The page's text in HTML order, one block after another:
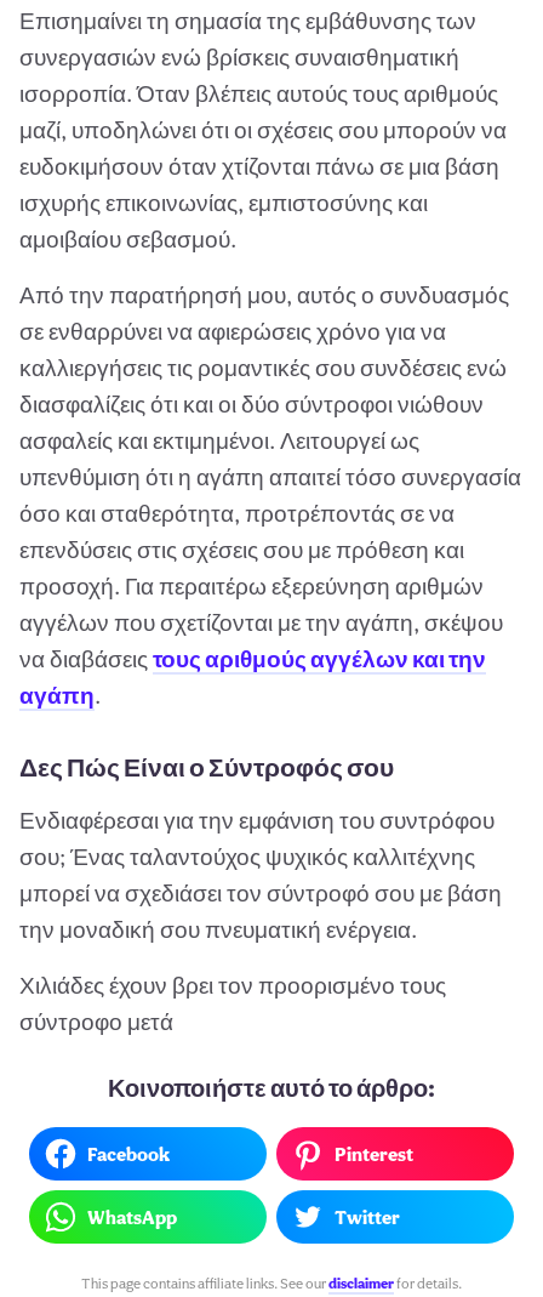
Επισημαίνει τη σημασία της εμβάθυνσης των
συνεργασιών ενώ βρίσκεις συναισθηματική
ισορροπία. Όταν βλέπεις αυτούς τους αριθμούς
μαζί, υποδηλώνει ότι οι σχέσεις σου μπορούν να
ευδοκιμήσουν όταν χτίζονται πάνω σε μια βάση
ισχυρής επικοινωνίας, εμπιστοσύνης και
αμοιβαίου σεβασμού.
Από την παρατήρησή μου, αυτός ο συνδυασμός
σε ενθαρρύνει να αφιερώσεις χρόνο για να
καλλιεργήσεις τις ρομαντικές σου συνδέσεις ενώ
διασφαλίζεις ότι και οι δύο σύντροφοι νιώθουν
ασφαλείς και εκτιμημένοι. Λειτουργεί ως
υπενθύμιση ότι η αγάπη απαιτεί τόσο συνεργασία
όσο και σταθερότητα, προτρέποντάς σε να
επενδύσεις στις σχέσεις σου με πρόθεση και
προσοχή. Για περαιτέρω εξερεύνηση αριθμών
αγγέλων που σχετίζονται με την αγάπη, σκέψου
να διαβάσεις τους αριθμούς αγγέλων και την
αγάπη.
Δες Πώς Είναι ο Σύντροφός σου
Ενδιαφέρεσαι για την εμφάνιση του συντρόφου
σου; Ένας ταλαντούχος ψυχικός καλλιτέχνης
μπορεί να σχεδιάσει τον σύντροφό σου με βάση
την μοναδική σου πνευματική ενέργεια.
Χιλιάδες έχουν βρει τον προορισμένο τους
σύντροφο μετά
Κοινοποιήστε αυτό το άρθρο:
Facebook Pinterest
WhatsApp Twitter
This page contains affiliate links. See ourdisclaimerfor details.